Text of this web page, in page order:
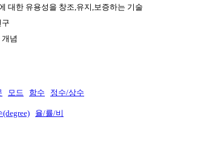
대한 유용성을 창조,유지,보증하는 기술
념
모드 함수 정수/상수
(degree) 율/률/비